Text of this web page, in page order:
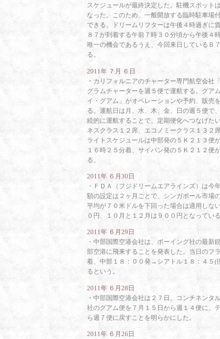
スケジュールが最終決定した。駐機スポット
なった。このため、一般開放する臨時駐車場
できる。ドリームリフターは午後４時過ぎに
８７が到着する午前７時３０分頃から午後４
唯一の機会であるうえ、今回来日しているＢ
る。
2011年 ７月 ６日
・ カリフォルニアのチャーター専門航空会社
グラムチャーターを週５便で運航する。グア
イ・グアム」がオペレーションや予約、販売
る。運航日は月、水、木、金、日の週５便で
続的に運航することで、定期便化へつなげた
ネスクラス１２席、エコノミークラス１３２
ライトスケジュールは中部発の５Ｋ２１３便
１６時２５分着、サイパン発の５Ｋ２１２便
る。
2011年 ６月30日
・ ＦＤＡ（フジドリームエアラインズ）は今
額の設定は２ヶ月ごとで、シンガポール市場
平均が７０米ドルを下回った場合は適用しな
０円、１０月と１２月は９００円となってい
2011年 ６月29日
・ 中部国際空港会社は、ボーイング社の最新
部空港に飛来することを発表した。当日の
着、中部１８：００発→シアトル１８：４５(
るという。
2011年 ６月28日
・ 中部国際空港会社は２７日、コンチネンタ
社のグアム便を７月１５日から週１４便に、
ら週７便に戻すことを明らかにした。
2011年 ６月26日